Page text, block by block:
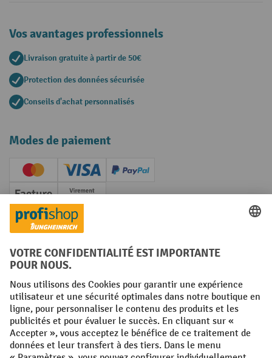
Vos avantages professionnels
Livraison gratuite à partir de 50€
Protection des données sécurisée
Conseils d'achat personnalisés
Modes de paiement
Creditcard (Master)Creditcard (Visa)
PayPal
Réseaux sociaux
Facebook
YouTube
LinkedInInstagram
Conditions générales Mentions légales
Protection des Données Politique de cookies